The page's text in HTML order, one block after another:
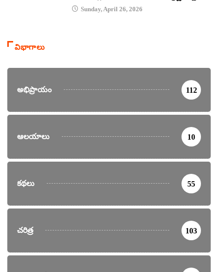
Sunday, April 26, 2026
విభాగాలు
అభిప్రాయం 112
ఆలయాలు 10
కథలు 55
చరిత్ర 103